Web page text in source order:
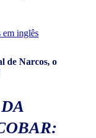
em inglês
de Narcos, o